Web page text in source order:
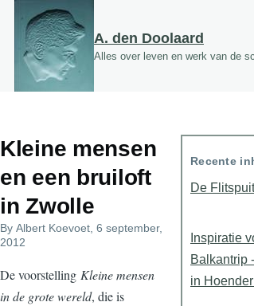
Overslaan en naar de inhoud gaan
A. den Doolaard
Alles over leven en werk van de
Kleine mensen
en een bruiloft
in Zwolle
By Albert Koevoet , 6 september,
2012
De voorstelling Kleine mensen
in de grote wereld, die is
Recente
De Flitspuit
Inspiratie
Balkantrip
in